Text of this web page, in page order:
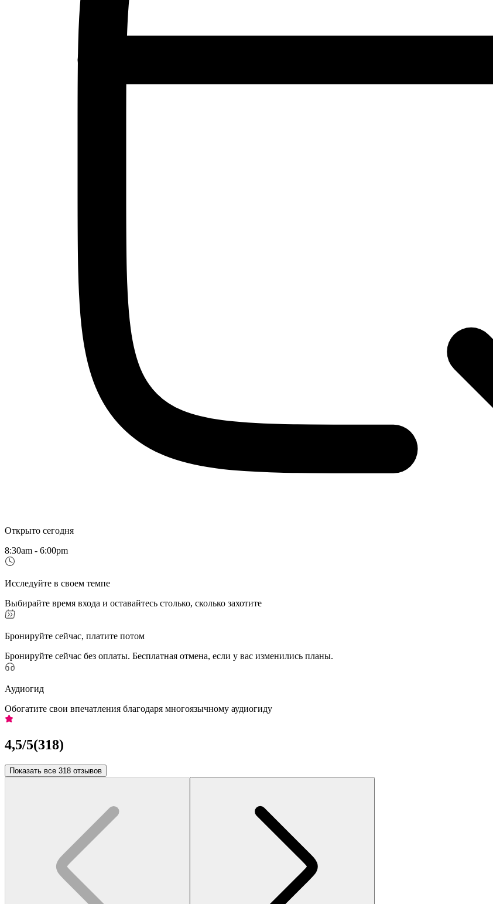
Открыто сегодня
8:30am - 6:00pm
Исследуйте в своем темпе
Выбирайте время входа и оставайтесь столько, сколько захотите
Бронируйте сейчас, платите потом
Бронируйте сейчас без оплаты. Бесплатная отмена, если у вас изменились планы.
Аудиогид
Обогатите свои впечатления благодаря многоязычному аудиогиду
4,5/5(318)
Показать все 318 отзывов